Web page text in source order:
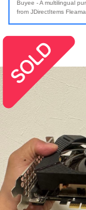
Buyee - A multilingual
from JDirectItems